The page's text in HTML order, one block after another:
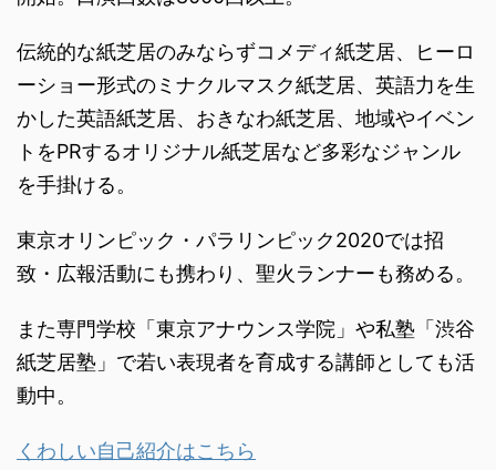
伝統的な紙芝居のみならずコメディ紙芝居、ヒーロ
ーショー形式のミナクルマスク紙芝居、英語力を生
かした英語紙芝居、おきなわ紙芝居、地域やイベン
トをPRするオリジナル紙芝居など多彩なジャンル
を手掛ける。
東京オリンピック・パラリンピック2020では招
致・広報活動にも携わり、聖火ランナーも務める。
また専門学校「東京アナウンス学院」や私塾「渋谷
紙芝居塾」で若い表現者を育成する講師としても活
動中。
くわしい自己紹介はこちら